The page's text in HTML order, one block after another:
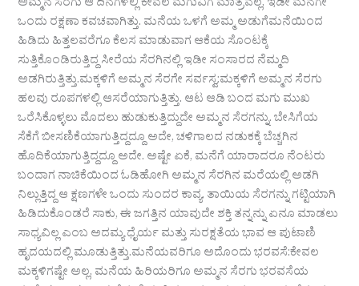
ಅಮ್ಮನ ಸೆರಗು ಆ ದಿನಗಳಲ್ಲಿ ಕೇವಲ ಮಗುವಿಗೆ ಮಾತ್ರವಲ್ಲ, ಇಡೀ ಮನೆಗೇ
ಒಂದು ರಕ್ಷಣಾ ಕವಚವಾಗಿತ್ತು. ಮನೆಯ ಒಳಗೆ ಅಮ್ಮ ಅಡುಗೆಮನೆಯಿಂದ
ಹಿಡಿದು ಹಿತ್ತಲವರೆಗೂ ಕೆಲಸ ಮಾಡುವಾಗ ಆಕೆಯ ಸೊಂಟಕ್ಕೆ
ಸುತ್ತಿಕೊಂಡಿರುತ್ತಿದ್ದ ಸೀರೆಯ ಸೆರಗಿನಲ್ಲಿ ಇಡೀ ಸಂಸಾರದ ನೆಮ್ಮದಿ
ಅಡಗಿರುತ್ತಿತ್ತು.​ಮಕ್ಕಳಿಗೆ ಅಮ್ಮನ ಸೆರಗೇ ಸರ್ವಸ್ವ:ಮಕ್ಕಳಿಗೆ ಅಮ್ಮನ ಸೆರಗು
ಹಲವು ರೂಪಗಳಲ್ಲಿ ಆಸರೆಯಾಗುತ್ತಿತ್ತು. ಆಟ ಆಡಿ ಬಂದ ಮಗು ಮುಖ
ಒರೆಸಿಕೊಳ್ಳಲು ಮೊದಲು ಹುಡುಕುತ್ತಿದ್ದುದೇ ಅಮ್ಮನ ಸೆರಗನ್ನು. ಬೇಸಿಗೆಯ
ಸೆಕೆಗೆ ಬೀಸಣಿಕೆಯಾಗುತ್ತಿದ್ದದ್ದೂ ಅದೇ, ಚಳಿಗಾಲದ ನಡುಕಕ್ಕೆ ಬೆಚ್ಚಗಿನ
ಹೊದಿಕೆಯಾಗುತ್ತಿದ್ದದ್ದೂ ಅದೇ. ಅಷ್ಟೇ ಏಕೆ, ಮನೆಗೆ ಯಾರಾದರೂ ನೆಂಟರು
ಬಂದಾಗ ನಾಚಿಕೆಯಿಂದ ಓಡಿಹೋಗಿ ಅಮ್ಮನ ಸೆರಗಿನ ಮರೆಯಲ್ಲಿ ಅಡಗಿ
ನಿಲ್ಲುತ್ತಿದ್ದ ಆ ಕ್ಷಣಗಳೇ ಒಂದು ಸುಂದರ ಕಾವ್ಯ. ತಾಯಿಯ ಸೆರಗನ್ನು ಗಟ್ಟಿಯಾಗಿ
ಹಿಡಿದುಕೊಂಡರೆ ಸಾಕು, ಈ ಜಗತ್ತಿನ ಯಾವುದೇ ಶಕ್ತಿ ತನ್ನನ್ನು ಏನೂ ಮಾಡಲು
ಸಾಧ್ಯವಿಲ್ಲ ಎಂಬ ಅದಮ್ಯ ಧೈರ್ಯ ಮತ್ತು ಸುರಕ್ಷತೆಯ ಭಾವ ಆ ಪುಟಾಣಿ
ಹೃದಯದಲ್ಲಿ ಮೂಡುತ್ತಿತ್ತು.​ಮನೆಯವರಿಗೂ ಅದೊಂದು ಭರವಸೆ:ಕೇವಲ
ಮಕ್ಕಳಿಗಷ್ಟೇ ಅಲ್ಲ, ಮನೆಯ ಹಿರಿಯರಿಗೂ ಅಮ್ಮನ ಸೆರಗು ಭರವಸೆಯ